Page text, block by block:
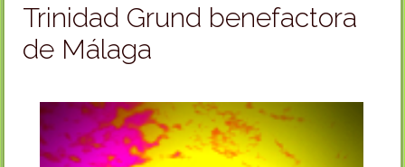
Trinidad Grund benefactora
de Málaga